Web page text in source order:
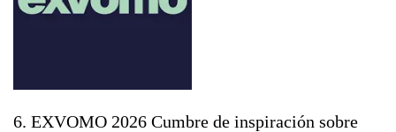
6. EXVOMO 2026 Cumbre de inspiración sobre